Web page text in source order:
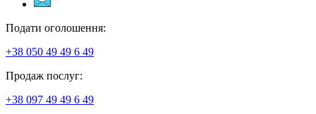
Подати оголошення:
+38 050 49 49 6 49
Продаж послуг:
+38 097 49 49 6 49